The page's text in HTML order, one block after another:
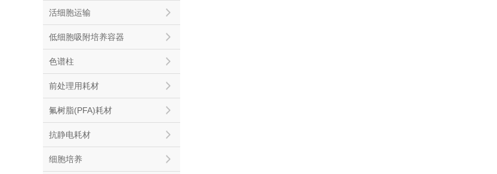
活细胞运输
低细胞吸附培养容器
色谱柱
前处理用耗材
氟树脂(PFA)耗材
抗静电耗材
细胞培养